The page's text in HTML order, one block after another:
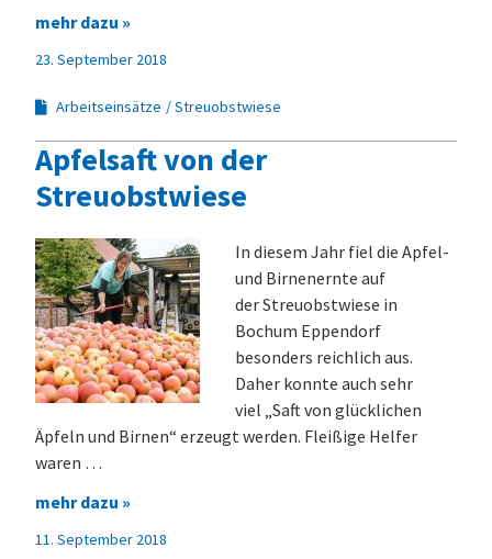
mehr dazu »
23. September 2018
Arbeitseinsätze Streuobstwiese
Apfelsaft von der
Streuobstwiese
In diesem Jahr fiel die Apfel-
und Birnenernte auf
der Streuobst­wiese in
Bochum Eppendorf
besonders reichlich aus.
Daher konnte auch sehr
viel „Saft von glücklichen
Äpfeln und Birnen“ erzeugt werden. Fleißige Helfer
waren …
mehr dazu »
11. September 2018